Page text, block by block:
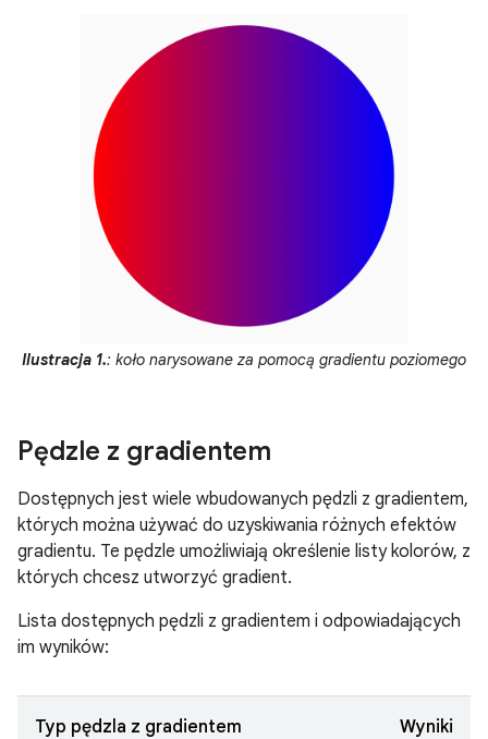
Ilustracja 1.: koło narysowane za pomocą gradientu poziomego
Pędzle z gradientem
Dostępnych jest wiele wbudowanych pędzli z gradientem,
których można używać do uzyskiwania różnych efektów
gradientu. Te pędzle umożliwiają określenie listy kolorów, z
których chcesz utworzyć gradient.
Lista dostępnych pędzli z gradientem i odpowiadających
im wyników:
Typ pędzla z gradientem Wyniki